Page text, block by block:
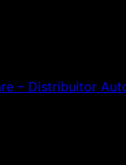
– Distribuitor